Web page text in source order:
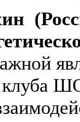
клуба